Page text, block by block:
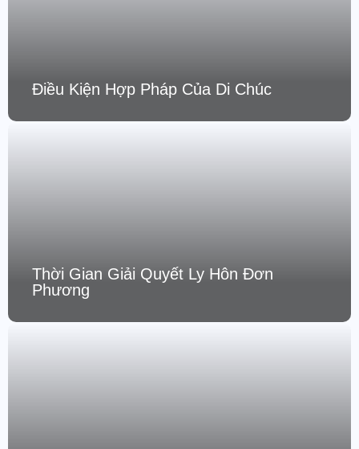
Điều Kiện Hợp Pháp Của Di Chúc
Thời Gian Giải Quyết Ly Hôn Đơn
Phương